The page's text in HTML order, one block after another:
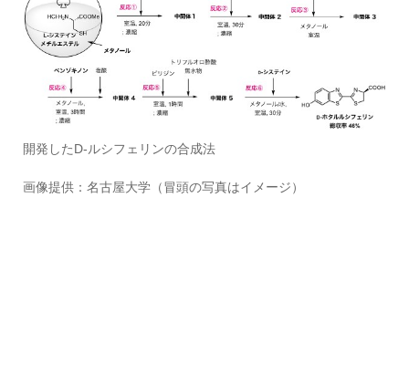
開発したD-ルシフェリンの合成法
画像提供：名古屋大学（冒頭の写真はイメージ）